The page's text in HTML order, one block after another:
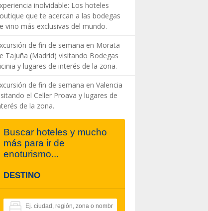
inolvidable: Los hoteles
que te acercan a las bodegas
vino más exclusivas del mundo.
de fin de semana en Morata
Tajuña (Madrid) visitando Bodegas
y lugares de interés de la zona.
de fin de semana en Valencia
el Celler Proava y lugares de
de la zona.
Buscar hoteles y mucho
más para ir de
enoturismo...
DESTINO